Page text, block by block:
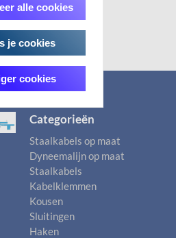
Categorieën
Staalkabels op maat
Dyneemalijn op maat
Staalkabels
Kabelklemmen
Kousen
Sluitingen
Haken
alle cookies
je cookies
cookies